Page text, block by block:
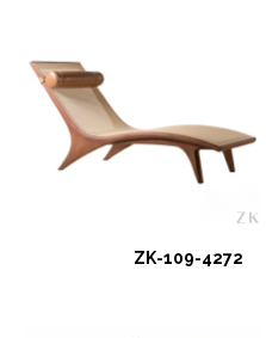
ZK-109-4272